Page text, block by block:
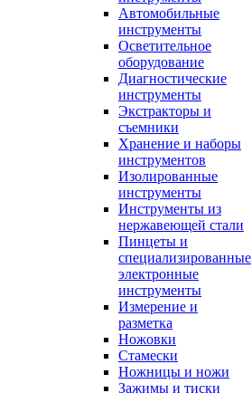
Автомобильные
инструменты
Осветительное
оборудование
Диагностические
инструменты
Экстракторы и
съемники
Хранение и наборы
инструментов
Изолированные
инструменты
Инструменты из
нержавеющей стали
Пинцеты и
специализированные
электронные
инструменты
Измерение и
разметка
Ножовки
Стамески
Ножницы и ножи
Зажимы и тиски